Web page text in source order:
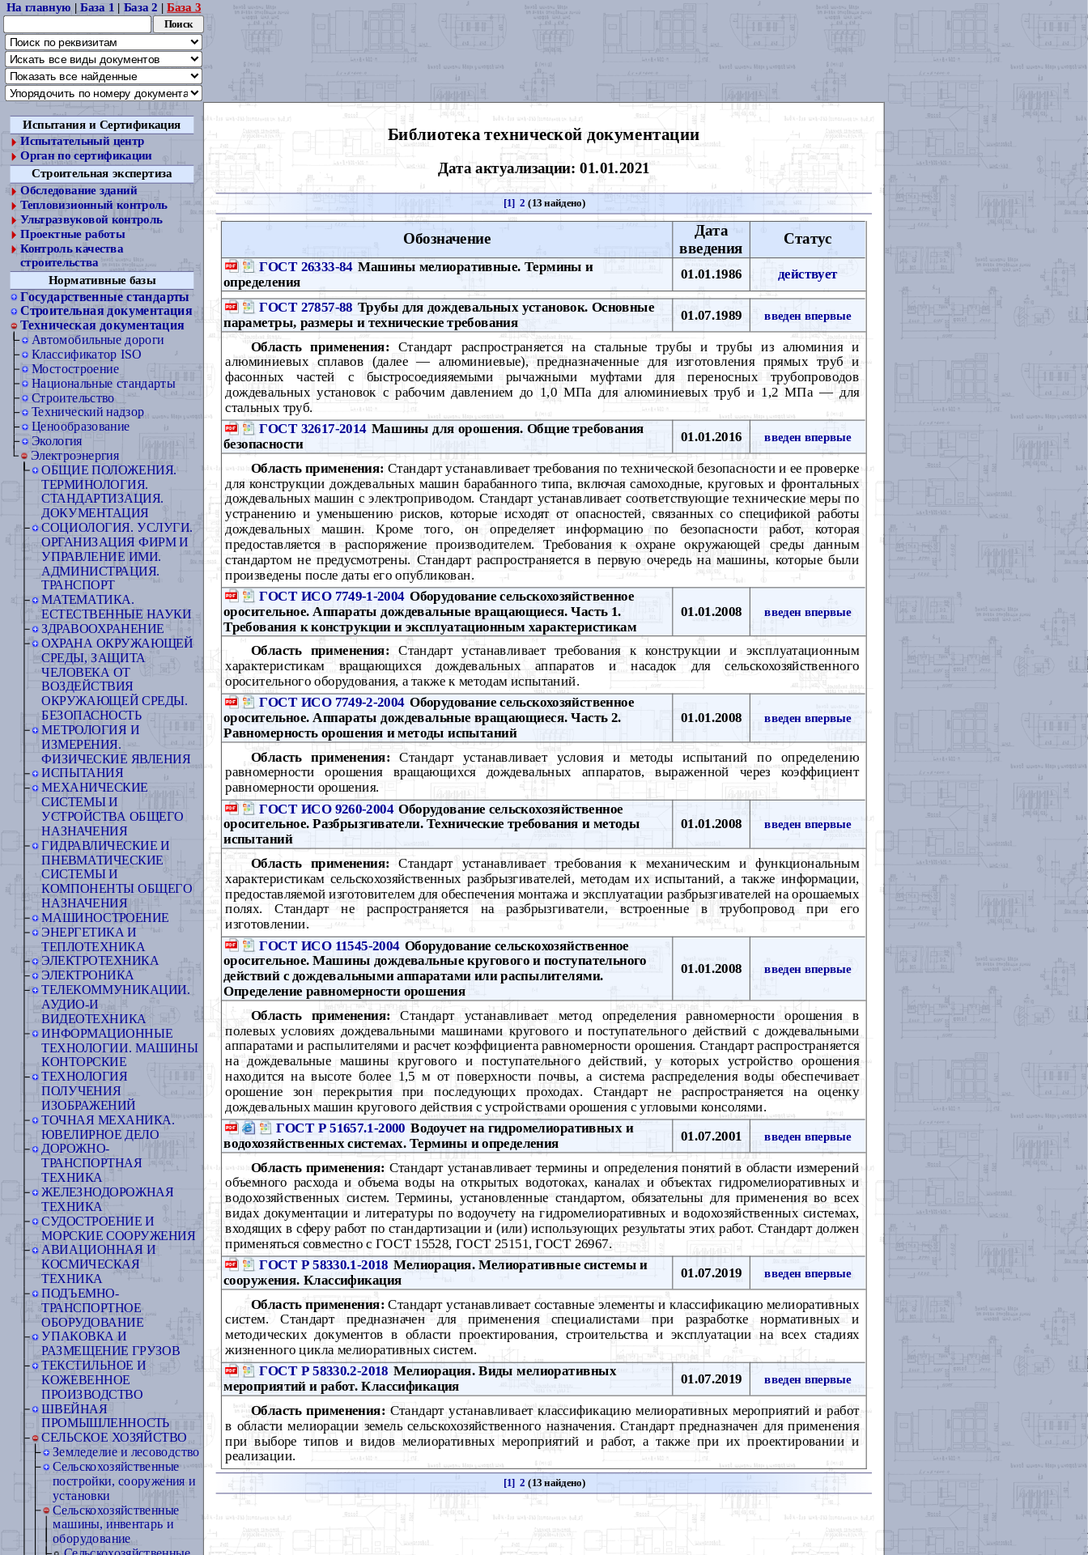
На главную |База 1 | База 2 |База 3
Испытания и Сертификация
Испытательный центр
Орган по сертификации
Строительная экспертиза
Обследование зданий
Тепловизионный контроль
Ультразвуковой контроль
Проектные работы
Контроль качества
строительства
Нормативные базы
Государственные стандарты
Строительная документация
Техническая документация
Автомобильные дороги
Классификатор ISO
Мостостроение
Национальные стандарты
Строительство
Технический надзор
Ценообразование
Экология
Электроэнергия
ОБЩИЕ ПОЛОЖЕНИЯ.
ТЕРМИНОЛОГИЯ.
СТАНДАРТИЗАЦИЯ.
ДОКУМЕНТАЦИЯ
СОЦИОЛОГИЯ. УСЛУГИ.
ОРГАНИЗАЦИЯ ФИРМ И
УПРАВЛЕНИЕ ИМИ.
АДМИНИСТРАЦИЯ.
ТРАНСПОРТ
МАТЕМАТИКА.
ЕСТЕСТВЕННЫЕ НАУКИ
ЗДРАВООХРАНЕНИЕ
ОХРАНА ОКРУЖАЮЩЕЙ
СРЕДЫ, ЗАЩИТА
ЧЕЛОВЕКА ОТ
ВОЗДЕЙСТВИЯ
ОКРУЖАЮЩЕЙ СРЕДЫ.
БЕЗОПАСНОСТЬ
МЕТРОЛОГИЯ И
ИЗМЕРЕНИЯ.
ФИЗИЧЕСКИЕ ЯВЛЕНИЯ
ИСПЫТАНИЯ
МЕХАНИЧЕСКИЕ
СИСТЕМЫ И
УСТРОЙСТВА ОБЩЕГО
НАЗНАЧЕНИЯ
ГИДРАВЛИЧЕСКИЕ И
ПНЕВМАТИЧЕСКИЕ
СИСТЕМЫ И
КОМПОНЕНТЫ ОБЩЕГО
НАЗНАЧЕНИЯ
МАШИНОСТРОЕНИЕ
ЭНЕРГЕТИКА И
ТЕПЛОТЕХНИКА
ЭЛЕКТРОТЕХНИКА
ЭЛЕКТРОНИКА
ТЕЛЕКОММУНИКАЦИИ.
АУДИО-И
ВИДЕОТЕХНИКА
ИНФОРМАЦИОННЫЕ
ТЕХНОЛОГИИ. МАШИНЫ
КОНТОРСКИЕ
ТЕХНОЛОГИЯ
ПОЛУЧЕНИЯ
ИЗОБРАЖЕНИЙ
ТОЧНАЯ МЕХАНИКА.
ЮВЕЛИРНОЕ ДЕЛО
ДОРОЖНО-
ТРАНСПОРТНАЯ
ТЕХНИКА
ЖЕЛЕЗНОДОРОЖНАЯ
ТЕХНИКА
СУДОСТРОЕНИЕ И
МОРСКИЕ СООРУЖЕНИЯ
АВИАЦИОННАЯ И
КОСМИЧЕСКАЯ
ТЕХНИКА
ПОДЪЕМНО-
ТРАНСПОРТНОЕ
ОБОРУДОВАНИЕ
УПАКОВКА И
РАЗМЕЩЕНИЕ ГРУЗОВ
ТЕКСТИЛЬНОЕ И
КОЖЕВЕННОЕ
ПРОИЗВОДСТВО
ШВЕЙНАЯ
ПРОМЫШЛЕННОСТЬ
СЕЛЬСКОЕ ХОЗЯЙСТВО
Земледелие и лесоводство
Сельскохозяйственные
постройки, сооружения и
установки
Сельскохозяйственные
машины, инвентарь и
оборудование
Библиотека технической документации
Дата актуализации: 01.01.2021
[1] 2 (13 найдено)
Обозначение
Дата
введения
Статус
ГОСТ 26333-84 Машины мелиоративные. Термины и
определения
01.01.1986 действует
ГОСТ 27857-88 Трубы для дождевальных установок. Основные
параметры, размеры и технические требования
01.07.1989 введен впервые
Область применения:Стандарт распространяется на стальные трубы и трубы из алюминия и
алюминиевых сплавов (далее — алюминиевые), предназначенные для изготовления прямых труб и
фасонных частей с быстросоедияяемыми рычажными муфтами для переносных трубопроводов
дождевальных установок с рабочим давлением до 1,0 МПа для алюминиевых труб и 1,2 МПа — для
стальных труб.
ГОСТ 32617-2014 Машины для орошения. Общие требования
безопасности
01.01.2016 введен впервые
Область применения: Стандарт устанавливает требования по технической безопасности и ее проверке
для конструкции дождевальных машин барабанного типа, включая самоходные, круговых и фронтальных
дождевальных машин с электроприводом. Стандарт устанавливает соответствующие технические меры по
устранению и уменьшению рисков, которые исходят от опасностей, связанных со спецификой работы
дождевальных машин. Кроме того, он определяет информацию по безопасности работ, которая
предоставляется в распоряжение производителем. Требования к охране окружающей среды данным
стандартом не предусмотрены. Стандарт распространяется в первую очередь на машины, которые были
произведены после даты его опубликован.
ГОСТ ИСО 7749-1-2004 Оборудование сельскохозяйственное
оросительное. Аппараты дождевальные вращающиеся. Часть 1.
Требования к конструкции и эксплуатационным характеристикам
01.01.2008 введен впервые
Область применения: Стандарт устанавливает требования к конструкции и эксплуатационным
характеристикам вращающихся дождевальных аппаратов и насадок для сельскохозяйственного
оросительного оборудования, а также к методам испытаний.
ГОСТ ИСО 7749-2-2004 Оборудование сельскохозяйственное
оросительное. Аппараты дождевальные вращающиеся. Часть 2.
Равномерность орошения и методы испытаний
01.01.2008 введен впервые
Область применения:Стандарт устанавливает условия и методы испытаний по определению
равномерности орошения вращающихся дождевальных аппаратов, выраженной через коэффициент
равномерности орошения.
ГОСТ ИСО 9260-2004 Оборудование сельскохозяйственное
оросительное. Разбрызгиватели. Технические требования и методы
испытаний
01.01.2008 введен впервые
Область применения: Стандарт устанавливает требования к механическим и функциональным
характеристикам сельскохозяйственных разбрызгивателей, методам их испытаний, а также информации,
предоставляемой изготовителем для обеспечения монтажа и эксплуатации разбрызгивателей на орошаемых
полях. Стандарт не распространяется на разбрызгиватели, встроенные в трубопровод при его
изготовлении.
ГОСТ ИСО 11545-2004 Оборудование сельскохозяйственное
оросительное. Машины дождевальные кругового и поступательного
действий с дождевальными аппаратами или распылителями.
Определение равномерности орошения
01.01.2008 введен впервые
Область применения: Стандарт устанавливает метод определения равномерности орошения в
полевых условиях дождевальными машинами кругового и поступательного действий с дождевальными
аппаратами и распылителями и расчет коэффициента равномерности орошения. Стандарт распространяется
на дождевальные машины кругового и поступательного действий, у которых устройство орошения
находится на высоте более 1,5 м от поверхности почвы, а система распределения воды обеспечивает
орошение зон перекрытия при последующих проходах. Стандарт не распространяется на оценку
дождевальных машин кругового действия с устройствами орошения с угловыми консолями.
ГОСТ Р 51657.1-2000 Водоучет на гидромелиоративных и
водохозяйственных системах. Термины и определения
01.07.2001 введен впервые
Область применения: Стандарт устанавливает термины и определения понятий в области измерений
объемного расхода и объема воды на открытых водотоках, каналах и объектах гидромелиоративных и
водохозяйственных систем. Термины, установленные стандартом, обязательны для применения во всех
видах документации и литературы по водоучету на гидромелиоративных и водохозяйственных системах,
входящих в сферу работ по стандартизации и (или) использующих результаты этих работ. Стандарт должен
применяться совместно с ГОСТ 15528, ГОСТ 25151, ГОСТ 26967.
ГОСТ Р 58330.1-2018 Мелиорация. Мелиоративные системы и
сооружения. Классификация
01.07.2019 введен впервые
Область применения:Стандарт устанавливает составные элементы и классификацию мелиоративных
систем. Стандарт предназначен для применения специалистами при разработке нормативных и
методических документов в области проектирования, строительства и эксплуатации на всех стадиях
жизненного цикла мелиоративных систем.
ГОСТ Р 58330.2-2018 Мелиорация. Виды мелиоративных
мероприятий и работ. Классификация
01.07.2019 введен впервые
Область применения:Стандарт устанавливает классификацию мелиоративных мероприятий и работ
в области мелиорации земель сельскохозяйственного назначения. Стандарт предназначен для применения
при выборе типов и видов мелиоративных мероприятий и работ, а также при их проектировании и
реализации.
[1] 2 (13 найдено)